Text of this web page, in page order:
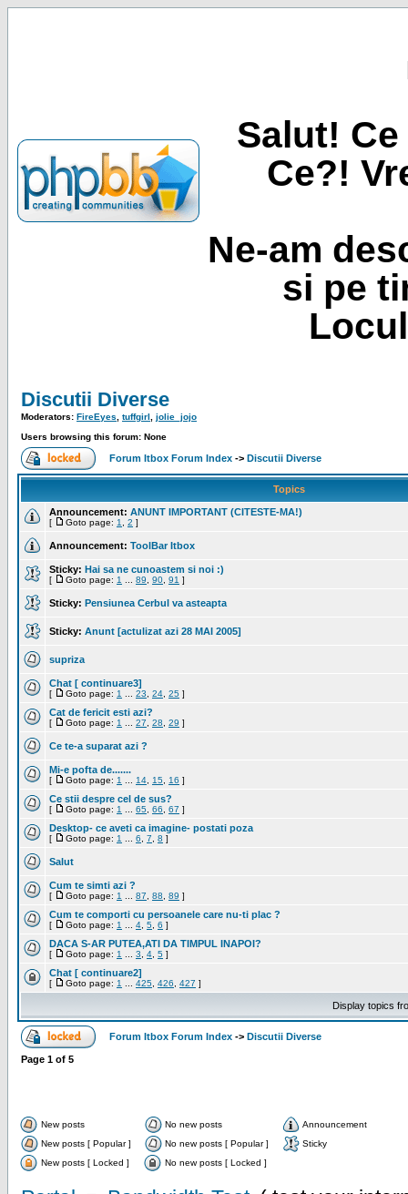
Salut!
Ce?!
Ne-am
si pe
Discutii Diverse
Moderators: FireEyes tuffgirl
jolie_jojo
Users browsing this forum: None
Forum Itbox Forum Index -> Discutii Diverse
Topics
Announcement: ANUNT IMPORTANT (CITESTE-MA!)
[ Goto page: 1 2 ]
Announcement: ToolBar Itbox
Sticky: Hai sa ne cunoastem si noi :)
[ Goto page: 1 89 90 91 ]
Sticky: Pensiunea Cerbul va asteapta
Sticky: Anunt [actulizat azi 28 MAI 2005]
supriza
Chat [ continuare3]
[ Goto page: 1 23 24 25 ]
Cat de fericit esti azi?
[ Goto page: 1 27 28 29 ]
Ce te-a suparat azi ?
Mi-e pofta de.......
[ Goto page: 1 14 15 16 ]
Ce stii despre cel de sus?
[ Goto page: 1 65 66 67 ]
Desktop- ce aveti ca imagine- postati poza
[ Goto page: 1 6 7 8 ]
Salut
Cum te simti azi ?
[ Goto page: 1 87 88 89 ]
Cum te comporti cu persoanele care nu-ti plac ?
[ Goto page: 1 4 5 6 ]
DACA S-AR PUTEA,ATI DA TIMPUL INAPOI?
[ Goto page: 1 3 4 5 ]
Chat [ continuare2]
[ Goto page: 1 425 426 427 ]
Display topics
Forum Itbox Forum Index -> Discutii Diverse
Page 1 of 5
New posts No new posts
Announcement
New posts [ Popular ]
No new posts [ Popular ]
Sticky
New posts [ Locked ]
No new posts [ Locked ]